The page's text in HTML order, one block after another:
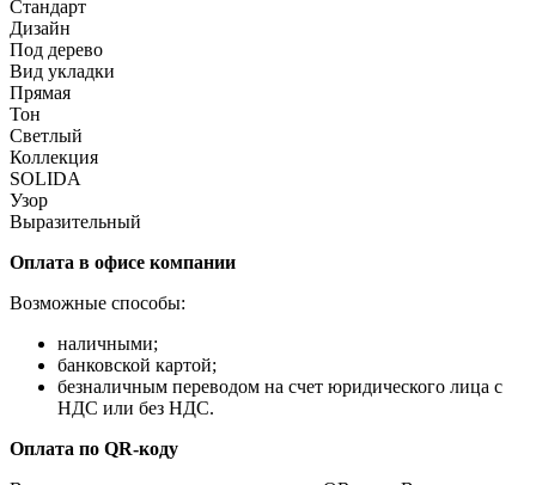
Стандарт
Дизайн
Под дерево
Вид укладки
Прямая
Тон
Светлый
Коллекция
SOLIDA
Узор
Выразительный
Оплата в офисе компании
Возможные способы:
наличными;
банковской картой;
безналичным переводом на счет юридического лица с
НДС или без НДС.
Оплата по QR-коду